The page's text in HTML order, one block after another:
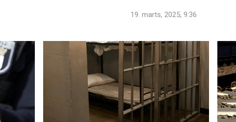
19. marts, 2025, 9:36